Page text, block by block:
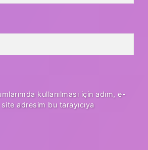
kullanılması için adım, e-
adresim bu tarayıcıya